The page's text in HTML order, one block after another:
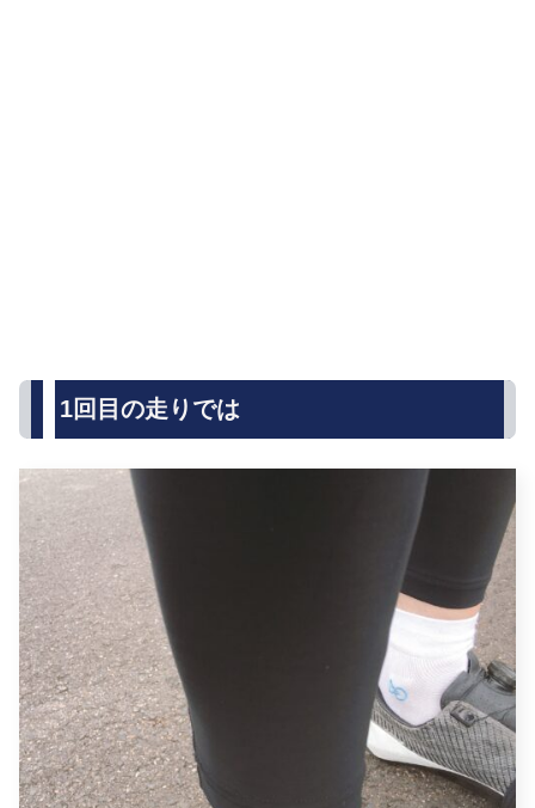
1回目の走りでは